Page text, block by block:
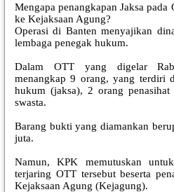
Mengapa penangkapan Jaksa
ke Kejaksaan Agung?
Operasi di Banten menyajikan
lembaga penegak hukum.
Dalam OTT yang digelar
menangkap 9 orang, yang terdiri
hukum (jaksa), 2 orang
swasta.
Barang bukti yang diamankan
juta.
Namun, KPK memutuskan
terjaring OTT tersebut beserta
Kejaksaan Agung (Kejagung).